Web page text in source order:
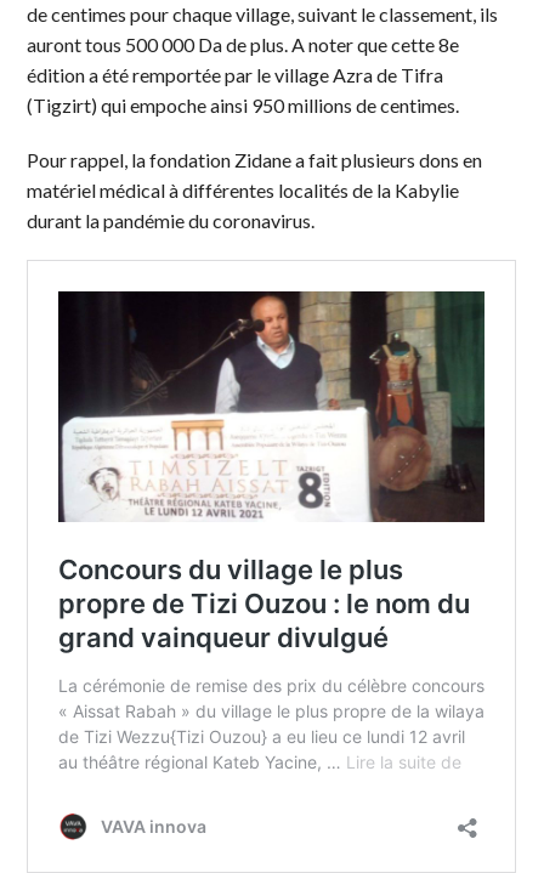
de centimes pour chaque village, suivant le classement, ils
auront tous 500 000 Da de plus. A noter que cette 8e
édition a été remportée par le village Azra de Tifra
(Tigzirt) qui empoche ainsi 950 millions de centimes.
Pour rappel, la fondation Zidane a fait plusieurs dons en
matériel médical à différentes localités de la Kabylie
durant la pandémie du coronavirus.